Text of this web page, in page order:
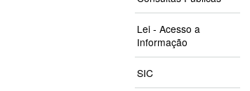
Lei - Acesso a
Informação
SIC